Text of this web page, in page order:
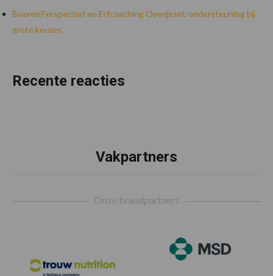
BoerenPerspectief en Erfcoaching Overijssel: ondersteuning bij
grote keuzes
Recente reacties
Vakpartners
Onze brandpartners